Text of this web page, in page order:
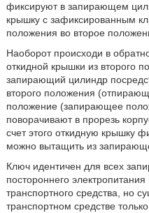
фиксируют в запирающем
крышку с зафиксированным
положения во второе
Наоборот происходи в
откидной крышки из второго
запирающий цилиндр
второго положения
положение (запирающее
поворачивают в прорезь
счет этого откидную крышку
можно вытащить из
Ключ идентичен для всех
постороннего
транспортного средства, но
транспортном средстве